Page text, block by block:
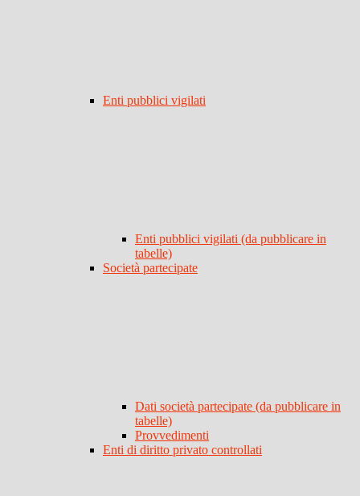
Enti pubblici vigilati
Enti pubblici vigilati (da pubblicare in
tabelle)
Società partecipate
Dati società partecipate (da pubblicare in
tabelle)
Provvedimenti
Enti di diritto privato controllati